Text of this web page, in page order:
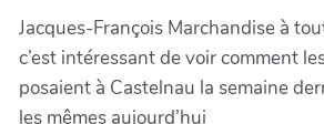
Jacques-François Marchandise à
c’est intéressant de voir comment
posaient à Castelnau la semaine
les mêmes aujourd’hui